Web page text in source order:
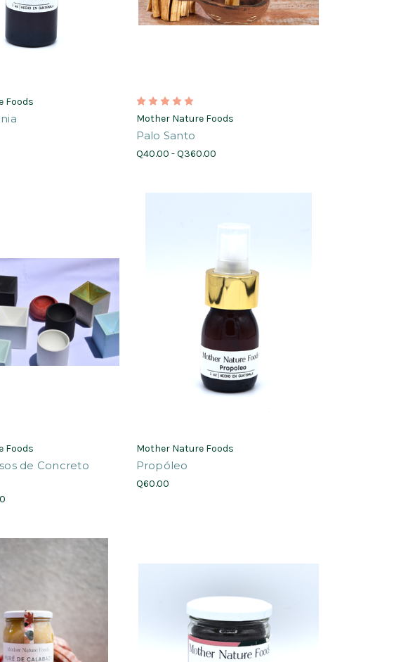
Foods
Mother Nature Foods
Palo Santo
Q40.00 - Q360.00
Foods
de Concreto
Mother Nature Foods
Propóleo
Q60.00